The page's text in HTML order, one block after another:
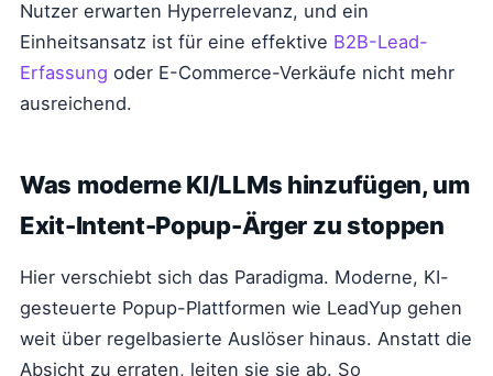
Nutzer erwarten Hyperrelevanz, und ein
Einheitsansatz ist für eine effektive B2B-Lead-
Erfassung oder E-Commerce-Verkäufe nicht mehr
ausreichend.
Was moderne KI/LLMs hinzufügen, um
Exit-Intent-Popup-Ärger zu stoppen
Hier verschiebt sich das Paradigma. Moderne, KI-
gesteuerte Popup-Plattformen wie LeadYup gehen
weit über regelbasierte Auslöser hinaus. Anstatt die
Absicht zu erraten, leiten sie sie ab. So